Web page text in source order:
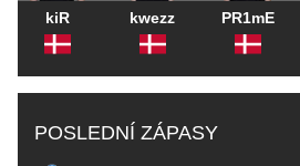
kiR kwezz PR1mE
POSLEDNÍ ZÁPASY